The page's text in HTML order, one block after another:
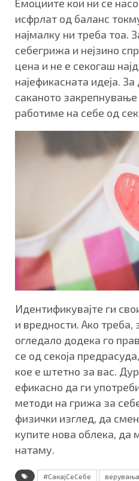
Емоциите кои ни се
исфрлат од баланс
најмалку ни треба тоа.
себегрижа и нејзино
цена и не е секогаш
најефикасната идеја.
саканото
работиме на себе од
Идентификувајте ги
и вредности. Ако треба,
огледало додека го
се од секоја
кое е штетно за вас.
ефикасно да ги
методи на грижа за
физички изглед, да
купите нова облека, да
натаму.
#СакајСеСебе верувања